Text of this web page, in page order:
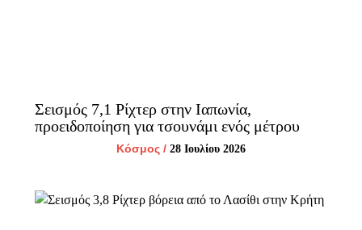
Σεισμός 7,1 Ρίχτερ στην Ιαπωνία,
προειδοποίηση για τσουνάμι ενός μέτρου
Κόσμος / 28 Ιουλίου 2026